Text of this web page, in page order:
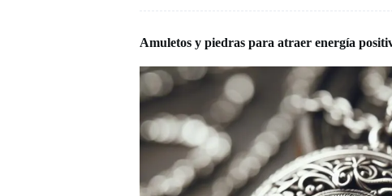
Amuletos y piedras para atraer energía